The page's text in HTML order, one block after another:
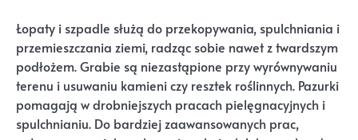
Łopaty i szpadle służą do przekopywania, spulchniania i
przemieszczania ziemi, radząc sobie nawet z twardszym
podłożem. Grabie są niezastąpione przy wyrównywaniu
terenu i usuwaniu kamieni czy resztek roślinnych. Pazurki
pomagają w drobniejszych pracach pielęgnacyjnych i
spulchnianiu. Do bardziej zaawansowanych prac,